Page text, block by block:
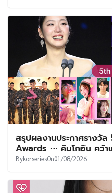
สรุปผลงานประกาศรางวั
Awards ⋯ คิมโกอึน คว้า
BykorseriesOn01/08/2026